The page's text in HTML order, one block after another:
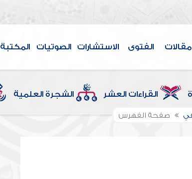
مقالات الفتوى الاستشارات الصوتيات المكتبة
القراءات العشر الشجرة العلمية
صفحة الفهرس